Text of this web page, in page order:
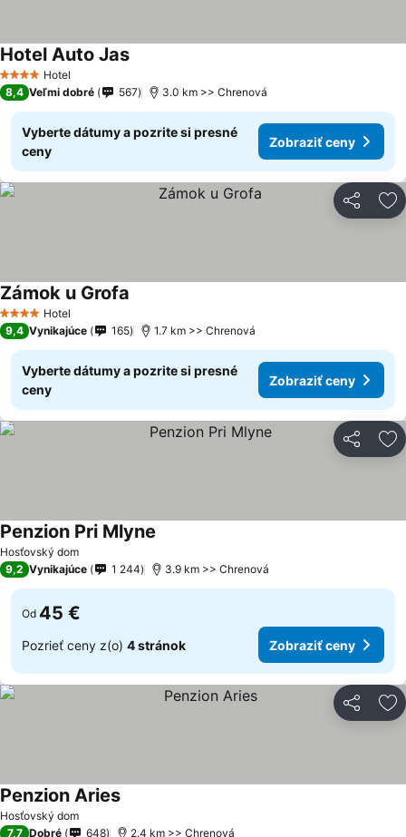
4 Počet hviezdičiek
Hotel
Hotel Auto Jas
8,4 Veľmi dobré 567 3.0 km >> Chrenová
Vyberte dátumy a pozrite si presné
ceny
Zobraziť ceny
Zdieľať
4 Počet hviezdičiek
Hotel
Zámok u Grofa
9,4 Vynikajúce 165 1.7 km >> Chrenová
Vyberte dátumy a pozrite si presné
ceny
Zobraziť ceny
Zdieľať
Hosťovský dom
Penzion Pri Mlyne
9,2 Vynikajúce 1 244 3.9 km >> Chrenová
Od 45 €
Pozrieť ceny z(o) 4 stránok Zobraziť ceny
Zdieľať
Hosťovský dom
Penzion Aries
7,7 Dobré 648 2.4 km >> Chrenová